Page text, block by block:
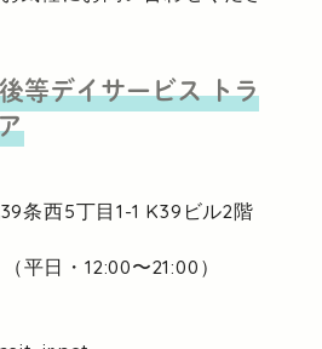
等デイサービストラ
条西5丁目1-1 K39ビル2階
（平日・12:00〜21:00）